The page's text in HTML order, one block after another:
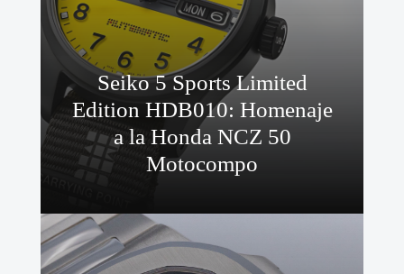
Seiko 5 Sports Limited
Edition HDB010: Homenaje
a la Honda NCZ 50
Motocompo